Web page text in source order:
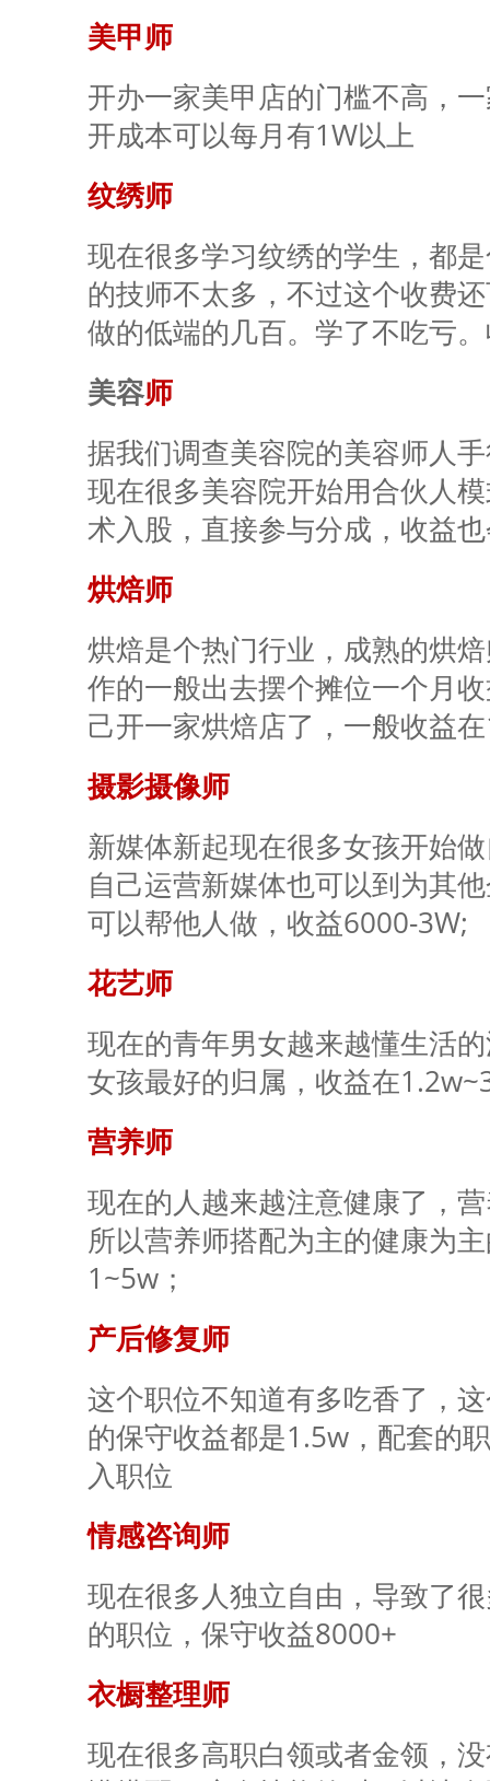
美甲师
开办一家美甲店的门槛不高，
开成本可以每月有1W以上
纹绣师
现在很多学习纹绣的学生，都
的技师不太多，不过这个收费
做的低端的几百。学了不吃亏
美容师
据我们调查美容院的美容师人
现在很多美容院开始用合伙人
术入股，直接参与分成，收益
烘焙师
烘焙是个热门行业，成熟的烘
作的一般出去摆个摊位一个月
己开一家烘焙店了，一般收益
摄影摄像师
新媒体新起现在很多女孩开始
自己运营新媒体也可以到为其
可以帮他人做，收益6000-3W;
花艺师
现在的青年男女越来越懂生活
女孩最好的归属，收益在
营养师
现在的人越来越注意健康了，
所以营养师搭配为主的健康为
1~5w；
产后修复师
这个职位不知道有多吃香了，
的保守收益都是1.5w，配套的
入职位
情感咨询师
现在很多人独立自由，导致了
的职位，保守收益8000+
衣橱整理师
现在很多高职白领或者金领，